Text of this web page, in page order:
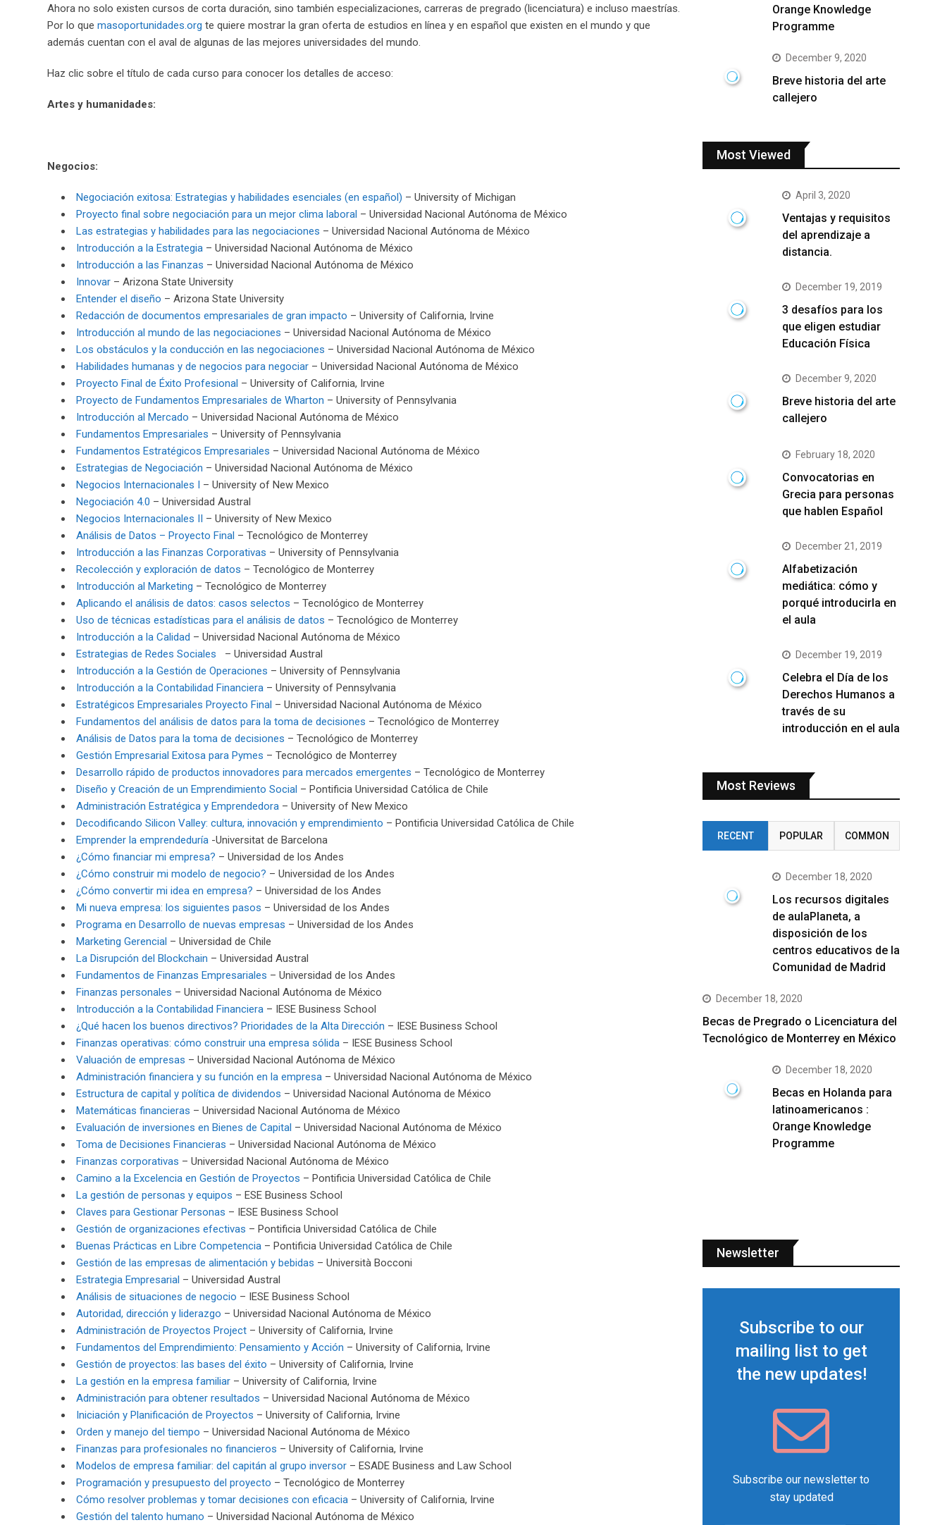
Ahora no solo existen cursos de corta duración, sino también especializaciones, carreras de pregrado (licenciatura) e incluso maestrías.
Por lo que masoportunidades.org te quiere mostrar la gran oferta de estudios en línea y en español que existen en el mundo y que
además cuentan con el aval de algunas de las mejores universidades del mundo.
Haz clic sobre el título de cada curso para conocer los detalles de acceso:
Artes y humanidades:
Negocios:
Negociación exitosa: Estrategias y habilidades esenciales (en español) – University of Michigan
Proyecto final sobre negociación para un mejor clima laboral – Universidad Nacional Autónoma de México
Las estrategias y habilidades para las negociaciones – Universidad Nacional Autónoma de México
Introducción a la Estrategia – Universidad Nacional Autónoma de México
Introducción a las Finanzas – Universidad Nacional Autónoma de México
Innovar – Arizona State University
Entender el diseño – Arizona State University
Redacción de documentos empresariales de gran impacto – University of California, Irvine
Introducción al mundo de las negociaciones – Universidad Nacional Autónoma de México
Los obstáculos y la conducción en las negociaciones – Universidad Nacional Autónoma de México
Habilidades humanas y de negocios para negociar – Universidad Nacional Autónoma de México
Proyecto Final de Éxito Profesional – University of California, Irvine
Proyecto de Fundamentos Empresariales de Wharton – University of Pennsylvania
Introducción al Mercado – Universidad Nacional Autónoma de México
Fundamentos Empresariales – University of Pennsylvania
Fundamentos Estratégicos Empresariales – Universidad Nacional Autónoma de México
Estrategias de Negociación – Universidad Nacional Autónoma de México
Negocios Internacionales I – University of New Mexico
Negociación 4.0 – Universidad Austral
Negocios Internacionales II – University of New Mexico
Análisis de Datos – Proyecto Final – Tecnológico de Monterrey
Introducción a las Finanzas Corporativas – University of Pennsylvania
Recolección y exploración de datos – Tecnológico de Monterrey
Introducción al Marketing – Tecnológico de Monterrey
Aplicando el análisis de datos: casos selectos – Tecnológico de Monterrey
Uso de técnicas estadísticas para el análisis de datos – Tecnológico de Monterrey
Introducción a la Calidad – Universidad Nacional Autónoma de México
Estrategias de Redes Sociales
– Universidad Austral
Introducción a la Gestión de Operaciones – University of Pennsylvania
Introducción a la Contabilidad Financiera – University of Pennsylvania
Estratégicos Empresariales Proyecto Final – Universidad Nacional Autónoma de México
Fundamentos del análisis de datos para la toma de decisiones – Tecnológico de Monterrey
Análisis de Datos para la toma de decisiones – Tecnológico de Monterrey
Gestión Empresarial Exitosa para Pymes – Tecnológico de Monterrey
Desarrollo rápido de productos innovadores para mercados emergentes – Tecnológico de Monterrey
Diseño y Creación de un Emprendimiento Social – Pontificia Universidad Católica de Chile
Administración Estratégica y Emprendedora – University of New Mexico
Decodificando Silicon Valley: cultura, innovación y emprendimiento – Pontificia Universidad Católica de Chile
Emprender la emprendeduría -Universitat de Barcelona
¿Cómo financiar mi empresa? – Universidad de los Andes
¿Cómo construir mi modelo de negocio? – Universidad de los Andes
¿Cómo convertir mi idea en empresa? – Universidad de los Andes
Mi nueva empresa: los siguientes pasos – Universidad de los Andes
Programa en Desarrollo de nuevas empresas – Universidad de los Andes
Marketing Gerencial – Universidad de Chile
La Disrupción del Blockchain – Universidad Austral
Fundamentos de Finanzas Empresariales – Universidad de los Andes
Finanzas personales – Universidad Nacional Autónoma de México
Introducción a la Contabilidad Financiera – IESE Business School
¿Qué hacen los buenos directivos? Prioridades de la Alta Dirección – IESE Business School
Finanzas operativas: cómo construir una empresa sólida – IESE Business School
Valuación de empresas – Universidad Nacional Autónoma de México
Administración financiera y su función en la empresa – Universidad Nacional Autónoma de México
Estructura de capital y política de dividendos – Universidad Nacional Autónoma de México
Matemáticas financieras – Universidad Nacional Autónoma de México
Evaluación de inversiones en Bienes de Capital – Universidad Nacional Autónoma de México
Toma de Decisiones Financieras – Universidad Nacional Autónoma de México
Finanzas corporativas – Universidad Nacional Autónoma de México
Camino a la Excelencia en Gestión de Proyectos – Pontificia Universidad Católica de Chile
La gestión de personas y equipos – ESE Business School
Claves para Gestionar Personas – IESE Business School
Gestión de organizaciones efectivas – Pontificia Universidad Católica de Chile
Buenas Prácticas en Libre Competencia – Pontificia Universidad Católica de Chile
Gestión de las empresas de alimentación y bebidas – Università Bocconi
Estrategia Empresarial – Universidad Austral
Análisis de situaciones de negocio – IESE Business School
Autoridad, dirección y liderazgo – Universidad Nacional Autónoma de México
Administración de Proyectos Project – University of California, Irvine
Fundamentos del Emprendimiento: Pensamiento y Acción – University of California, Irvine
Gestión de proyectos: las bases del éxito – University of California, Irvine
La gestión en la empresa familiar – University of California, Irvine
Administración para obtener resultados – Universidad Nacional Autónoma de México
Iniciación y Planificación de Proyectos – University of California, Irvine
Orden y manejo del tiempo – Universidad Nacional Autónoma de México
Finanzas para profesionales no financieros – University of California, Irvine
Modelos de empresa familiar: del capitán al grupo inversor – ESADE Business and Law School
Programación y presupuesto del proyecto – Tecnológico de Monterrey
Cómo resolver problemas y tomar decisiones con eficacia – University of California, Irvine
Gestión del talento humano – Universidad Nacional Autónoma de México
Orange Knowledge
Programme
December 9, 2020
Breve historia del arte
callejero
Most Viewed
April 3, 2020
Ventajas y requisitos
del aprendizaje a
distancia.
December 19, 2019
3 desafíos para los
que eligen estudiar
Educación Física
December 9, 2020
Breve historia del arte
callejero
February 18, 2020
Convocatorias en
Grecia para personas
que hablen Español
December 21, 2019
Alfabetización
mediática: cómo y
porqué introducirla en
el aula
December 19, 2019
Celebra el Día de los
Derechos Humanos a
través de su
introducción en el aula
Most Reviews
RECENT POPULAR COMMON
December 18, 2020
Los recursos digitales
de aulaPlaneta, a
disposición de los
centros educativos de la
Comunidad de Madrid
December 18, 2020
Becas de Pregrado o Licenciatura del
Tecnológico de Monterrey en México
December 18, 2020
Becas en Holanda para
latinoamericanos :
Orange Knowledge
Programme
Newsletter
Subscribe to our
mailing list to get
the new updates!
Subscribe our newsletter to
stay updated